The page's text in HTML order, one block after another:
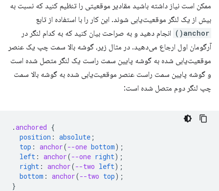
ممکن است نیاز داشته باشید مقادیر موقعیتی را تنظیم کنید که نسبت به
بیش از یک لنگر موقعیت‌یابی شوند. این کار را با استفاده از تابع
anchor()
انجام دهید و به صراحت بیان کنید که به کدام لنگر در
آرگومان اول ارجاع می‌دهید. در مثال زیر، گوشه بالا سمت چپ یک عنصر
موقعیت‌یابی شده به گوشه پایین سمت راست یک لنگر متصل شده است
و گوشه پایین سمت راست عنصر موقعیت‌یابی شده به گوشه بالا سمت
چپ لنگر دوم متصل شده است:
.anchored {
position : absolute ;
top : anchor(--one bottom);
left : anchor(--one right);
right : anchor(--two left);
bottom : anchor(--two top);
}